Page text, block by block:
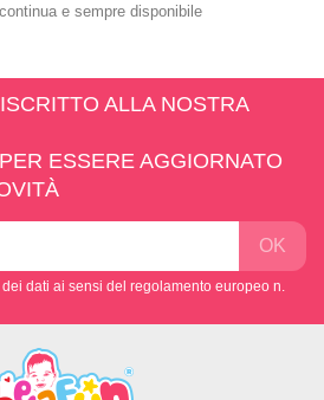
e sempre disponibile
ALLA NOSTRA
ESSERE AGGIORNATO
dati ai sensi del regolamento europeo n.